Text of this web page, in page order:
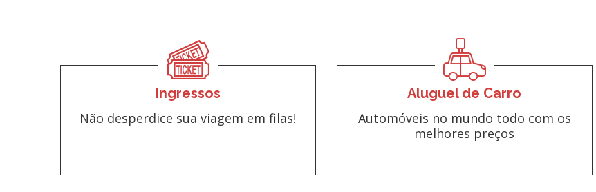
Ingressos
Não desperdice sua viagem em filas!
Aluguel de Carro
Automóveis no mundo todo com os
melhores preços